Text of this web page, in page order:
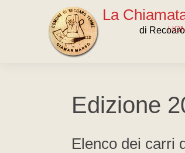
La
di
Edizione
Elenco dei carri